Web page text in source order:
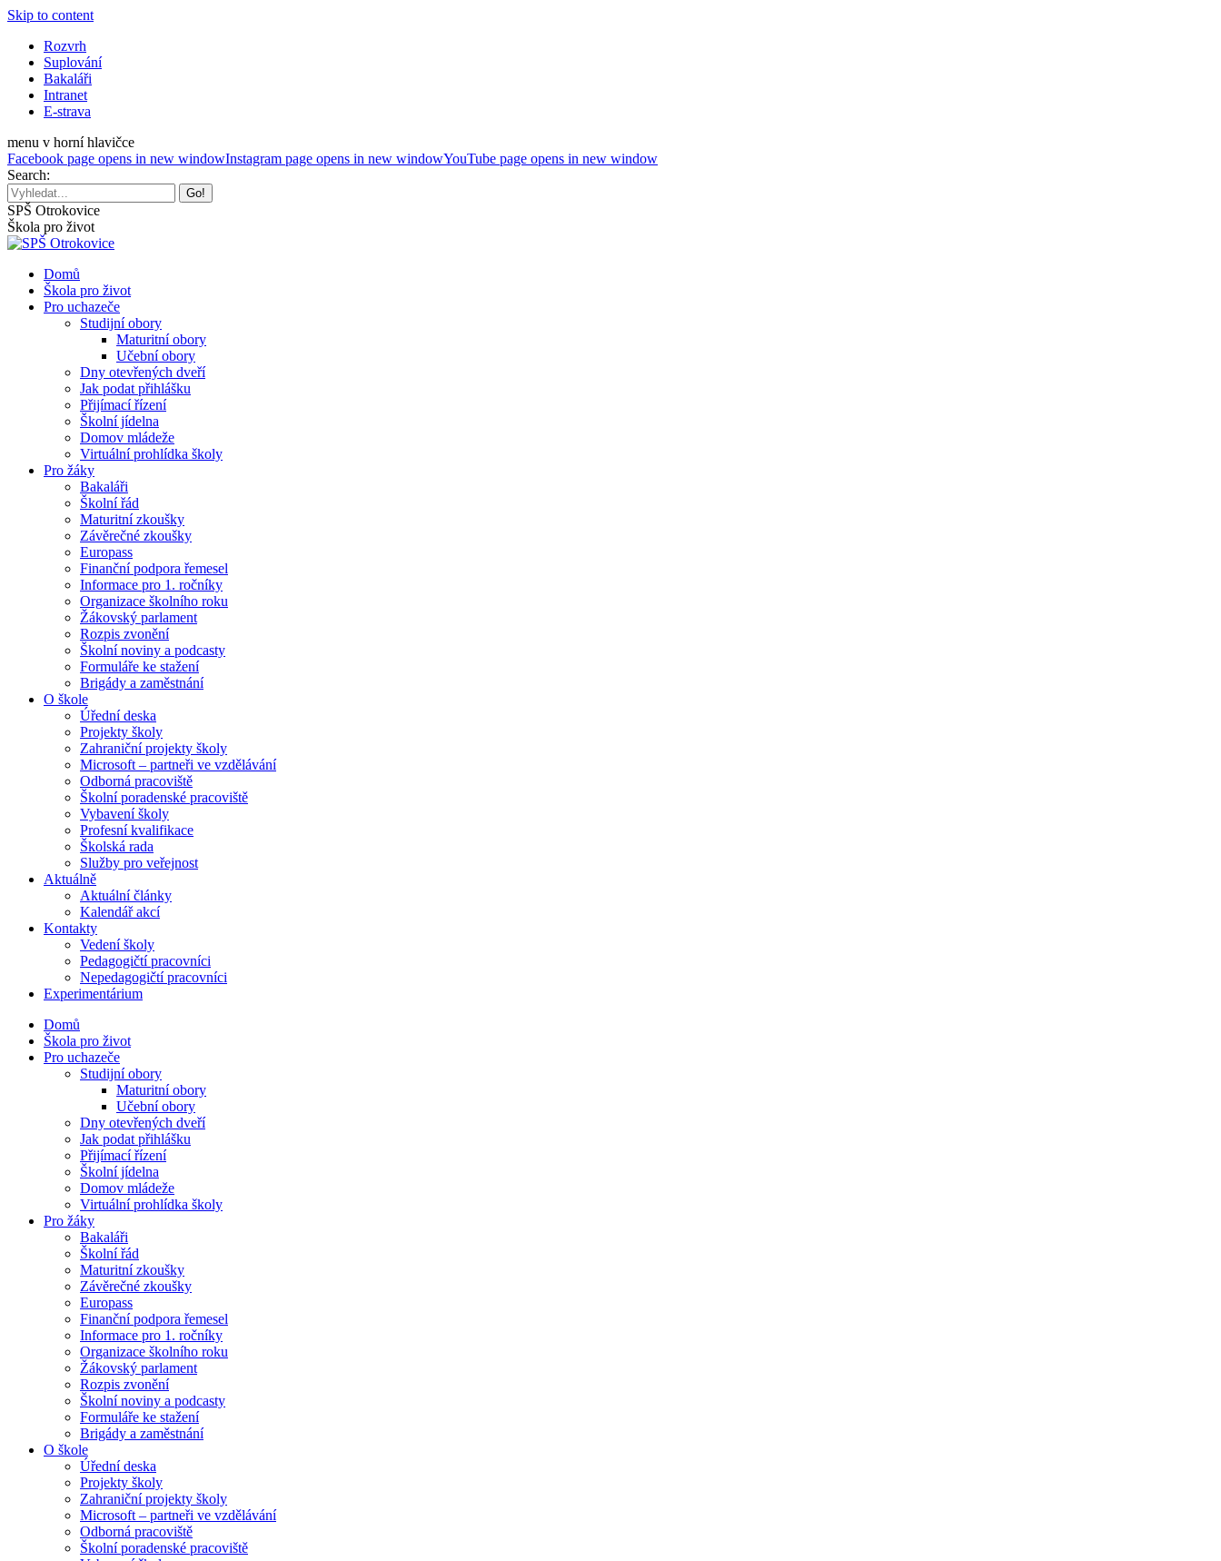
Skip to content
Rozvrh
Suplování
Bakaláři
Intranet
E-strava
menu v horní hlavičce
Facebook page opens in new windowInstagram page opens in new windowYouTube page opens in new window
Search:
SPŠ Otrokovice
Škola pro život
Domů
Škola pro život
Pro uchazeče
Studijní obory
Maturitní obory
Učební obory
Dny otevřených dveří
Jak podat přihlášku
Přijímací řízení
Školní jídelna
Domov mládeže
Virtuální prohlídka školy
Pro žáky
Bakaláři
Školní řád
Maturitní zkoušky
Závěrečné zkoušky
Europass
Finanční podpora řemesel
Informace pro 1. ročníky
Organizace školního roku
Žákovský parlament
Rozpis zvonění
Školní noviny a podcasty
Formuláře ke stažení
Brigády a zaměstnání
O škole
Úřední deska
Projekty školy
Zahraniční projekty školy
Microsoft – partneři ve vzdělávání
Odborná pracoviště
Školní poradenské pracoviště
Vybavení školy
Profesní kvalifikace
Školská rada
Služby pro veřejnost
Aktuálně
Aktuální články
Kalendář akcí
Kontakty
Vedení školy
Pedagogičtí pracovníci
Nepedagogičtí pracovníci
Experimentárium
Domů
Škola pro život
Pro uchazeče
Studijní obory
Maturitní obory
Učební obory
Dny otevřených dveří
Jak podat přihlášku
Přijímací řízení
Školní jídelna
Domov mládeže
Virtuální prohlídka školy
Pro žáky
Bakaláři
Školní řád
Maturitní zkoušky
Závěrečné zkoušky
Europass
Finanční podpora řemesel
Informace pro 1. ročníky
Organizace školního roku
Žákovský parlament
Rozpis zvonění
Školní noviny a podcasty
Formuláře ke stažení
Brigády a zaměstnání
O škole
Úřední deska
Projekty školy
Zahraniční projekty školy
Microsoft – partneři ve vzdělávání
Odborná pracoviště
Školní poradenské pracoviště